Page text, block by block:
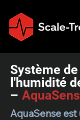
Système
l'humidité
–
AquaSense